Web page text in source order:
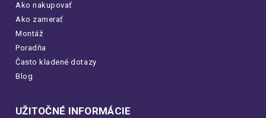
Ako nakupovať
Ako zamerať
Montáž
Poradňa
Často kladené dotazy
Blog
UŽITOČNÉ INFORMÁCIE